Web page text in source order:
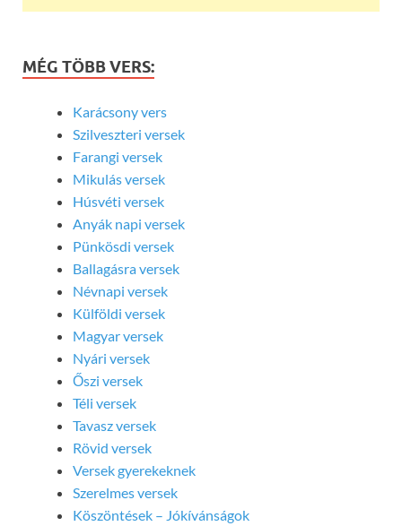
MÉG TÖBB VERS:
Karácsony vers
Szilveszteri versek
Farangi versek
Mikulás versek
Húsvéti versek
Anyák napi versek
Pünkösdi versek
Ballagásra versek
Névnapi versek
Külföldi versek
Magyar versek
Nyári versek
Őszi versek
Téli versek
Tavasz versek
Rövid versek
Versek gyerekeknek
Szerelmes versek
Köszöntések – Jókívánságok